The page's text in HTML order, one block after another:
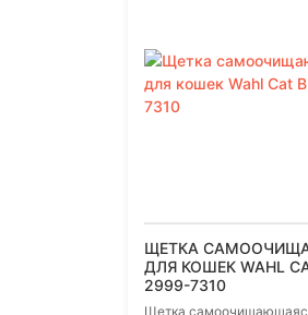
ЩЕТКА
ДЛЯ КОШЕК WAHL
2999-7310
Щетка